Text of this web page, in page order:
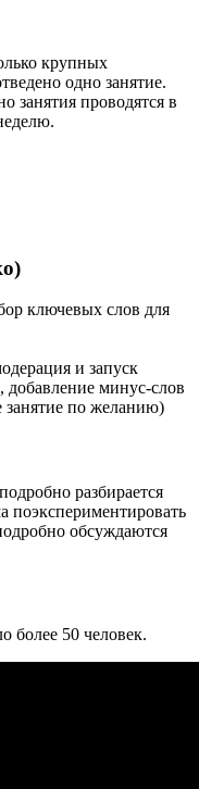
крупных
одно занятие.
занятия проводятся в
ключевых слов для
и запуск
добавление минус-слов
занятие по желанию)
разбирается
поэкспериментировать
обсуждаются
50 человек.